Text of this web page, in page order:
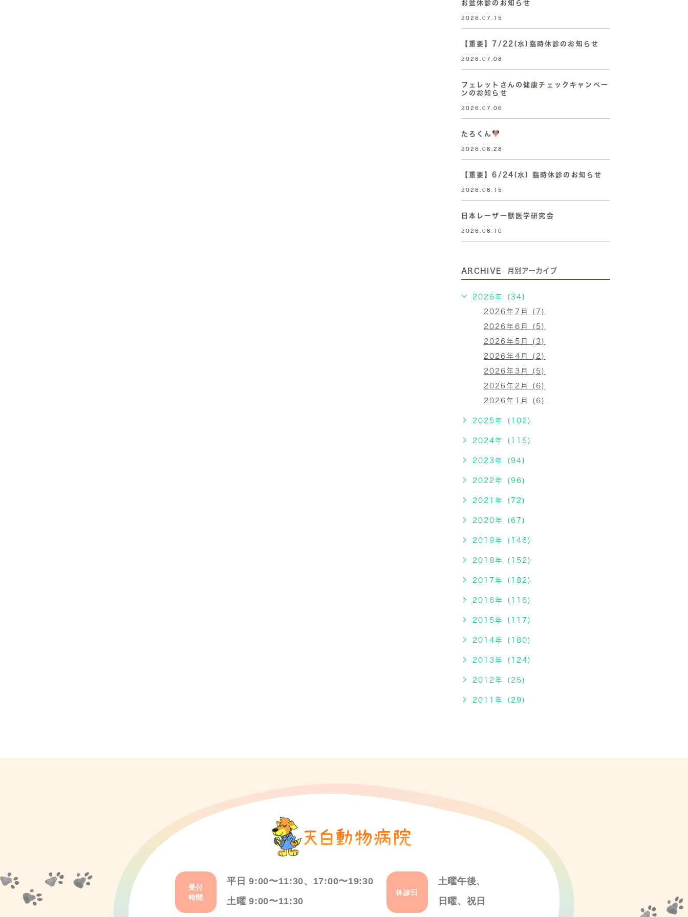
お盆休診のお知らせ
2026.07.15
【重要】7/22(水)臨時休診のお知らせ
2026.07.08
フェレットさんの健康チェックキャンペー
ンのお知らせ
2026.07.06
たろくん
2026.06.28
【重要】6/24(水) 臨時休診のお知らせ
2026.06.15
日本レーザー獣医学研究会
2026.06.10
ARCHIVE 月別アーカイブ
2026年 (34)
2026年7月 (7)
2026年6月 (5)
2026年5月 (3)
2026年4月 (2)
2026年3月 (5)
2026年2月 (6)
2026年1月 (6)
2025年 (102)
2024年 (115)
2023年 (94)
2022年 (96)
2021年 (72)
2020年 (67)
2019年 (146)
2018年 (152)
2017年 (182)
2016年 (116)
2015年 (117)
2014年 (180)
2013年 (124)
2012年 (25)
2011年 (29)
受付
時間
平日 9:00〜11:30、17:00〜19:30
土曜 9:00〜11:30
休診日
土曜午後、
日曜、祝日